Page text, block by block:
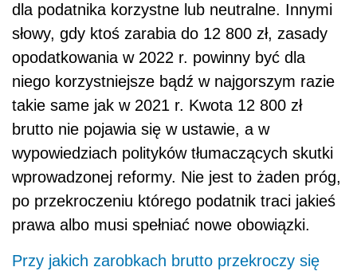
dla podatnika korzystne lub neutralne. Innymi
słowy, gdy ktoś zarabia do 12 800 zł, zasady
opodatkowania w 2022 r. powinny być dla
niego korzystniejsze bądź w najgorszym razie
takie same jak w 2021 r. Kwota 12 800 zł
brutto nie pojawia się w ustawie, a w
wypowiedziach polityków tłumaczących skutki
wprowadzonej reformy. Nie jest to żaden próg,
po przekroczeniu którego podatnik traci jakieś
prawa albo musi spełniać nowe obowiązki.
Przy jakich zarobkach brutto przekroczy się